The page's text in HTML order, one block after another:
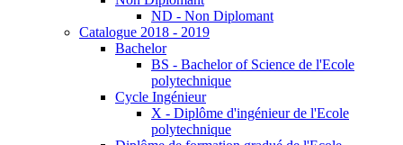
ND - Non Diplomant
Catalogue 2018 - 2019
Bachelor
BS - Bachelor of Science de l'Ecole
polytechnique
Cycle Ingénieur
X - Diplôme d'ingénieur de l'Ecole
polytechnique